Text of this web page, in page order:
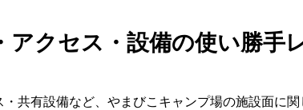
アクセス・設備の使い勝手
・共有設備など、やまびこキャンプ場の施設面に